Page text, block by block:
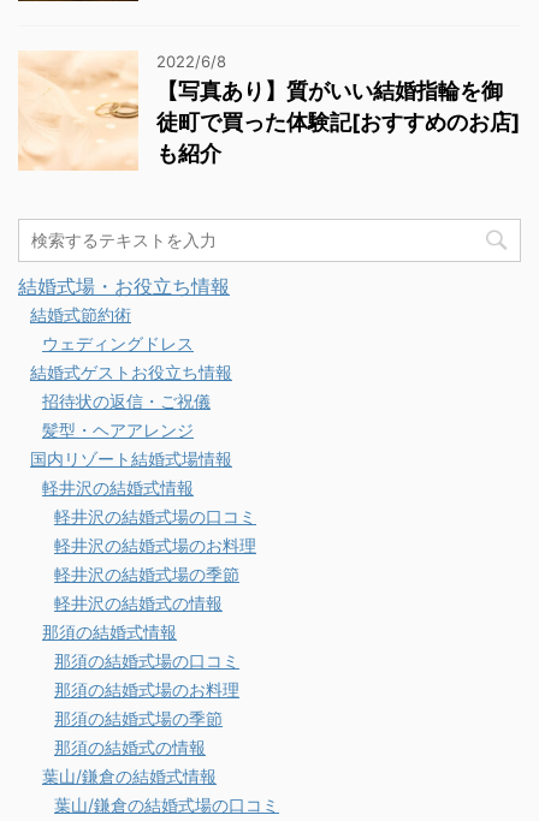
2022/6/8
【写真あり】質がいい結婚指輪を御
徒町で買った体験記[おすすめのお店]
も紹介
結婚式場・お役立ち情報
結婚式節約術
ウェディングドレス
結婚式ゲストお役立ち情報
招待状の返信・ご祝儀
髪型・ヘアアレンジ
国内リゾート結婚式場情報
軽井沢の結婚式情報
軽井沢の結婚式場の口コミ
軽井沢の結婚式場のお料理
軽井沢の結婚式場の季節
軽井沢の結婚式の情報
那須の結婚式情報
那須の結婚式場の口コミ
那須の結婚式場のお料理
那須の結婚式場の季節
那須の結婚式の情報
葉山/鎌倉の結婚式情報
葉山/鎌倉の結婚式場の口コミ